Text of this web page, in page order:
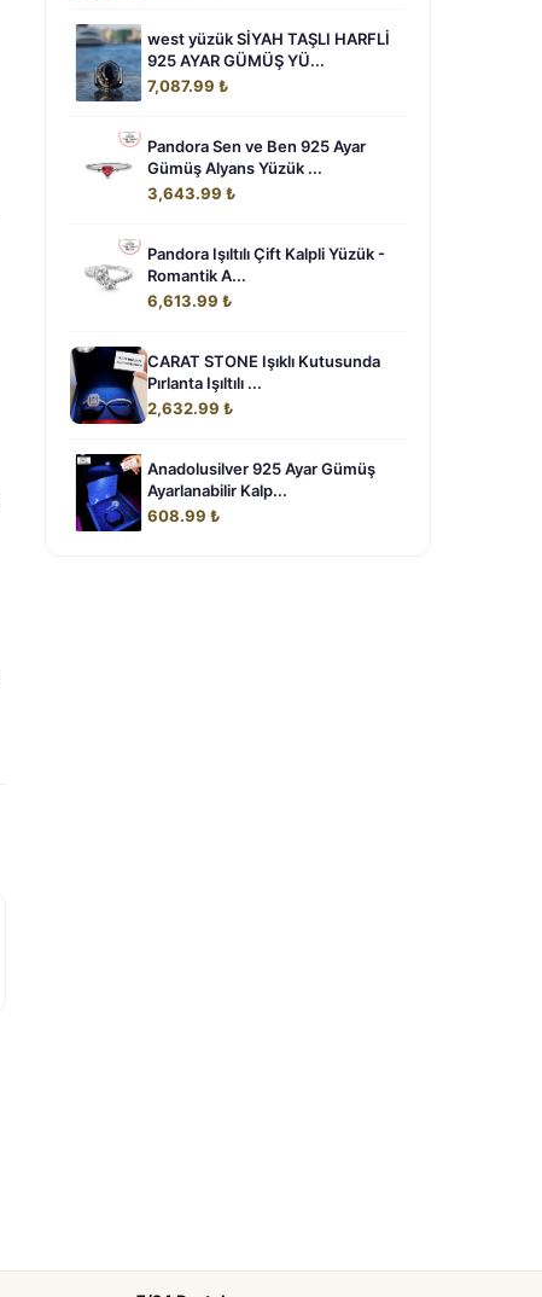
west yüzük SİYAH TAŞLI HARFLİ
925 AYAR GÜMÜŞ YÜ...
7,087.99 ₺
Pandora Sen ve Ben 925 Ayar
Gümüş Alyans Yüzük ...
3,643.99 ₺
Pandora Işıltılı Çift Kalpli Yüzük -
Romantik A...
6,613.99 ₺
CARAT STONE Işıklı Kutusunda
Pırlanta Işıltılı ...
2,632.99 ₺
Anadolusilver 925 Ayar Gümüş
Ayarlanabilir Kalp...
608.99 ₺